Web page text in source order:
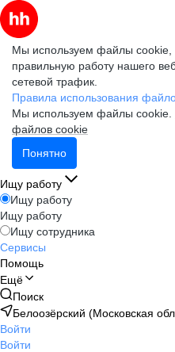
Мы используем файлы cookie,
правильную работу нашего
сетевой трафик.
Правила использования
Мы используем файлы cookie.
файлов cookie
Понятно
Ищу работу
Ищу работу
Ищу работу
Ищу сотрудника
Сервисы
Помощь
Ещё
Поиск
Белоозёрский (Московская
Войти
Войти